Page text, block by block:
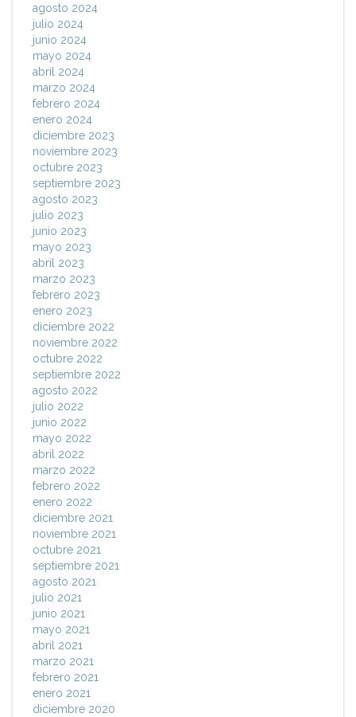
agosto 2024
julio 2024
junio 2024
mayo 2024
abril 2024
marzo 2024
febrero 2024
enero 2024
diciembre 2023
noviembre 2023
octubre 2023
septiembre 2023
agosto 2023
julio 2023
junio 2023
mayo 2023
abril 2023
marzo 2023
febrero 2023
enero 2023
diciembre 2022
noviembre 2022
octubre 2022
septiembre 2022
agosto 2022
julio 2022
junio 2022
mayo 2022
abril 2022
marzo 2022
febrero 2022
enero 2022
diciembre 2021
noviembre 2021
octubre 2021
septiembre 2021
agosto 2021
julio 2021
junio 2021
mayo 2021
abril 2021
marzo 2021
febrero 2021
enero 2021
diciembre 2020